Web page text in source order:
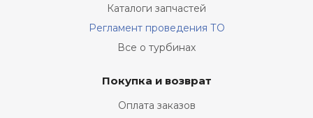
Каталоги запчастей
Регламент проведения ТО
Все о турбинах
Покупка и возврат
Оплата заказов